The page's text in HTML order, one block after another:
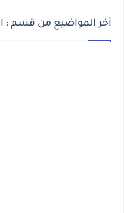
أخر المواضيع من قسم :